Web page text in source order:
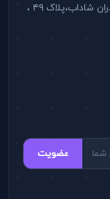
خیابان شهید سپهبد قرنی،خیابان شهید برادران شاداب،پلاک ۴۹ ،
عضویت